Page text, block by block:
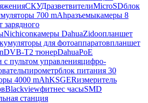
СКУДразветвителиMicroSDблок
700 mAhразъемыкамеры 8
зарядного
Nichiconкамеры DahuaZidooпланшет
для фотоаппаратовпланшет
DVB-T2 тюнерDahuaPoE
пультом управленияцифро-
пирометрблок питания 30
4000 mAhKSGERизмеритель
Blackviewфитнес часыSMD
станция